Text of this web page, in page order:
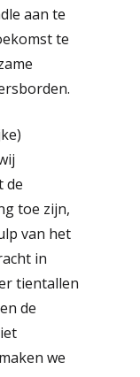
aan te
te
de
toe zijn,
van het
in
tientallen
de
we